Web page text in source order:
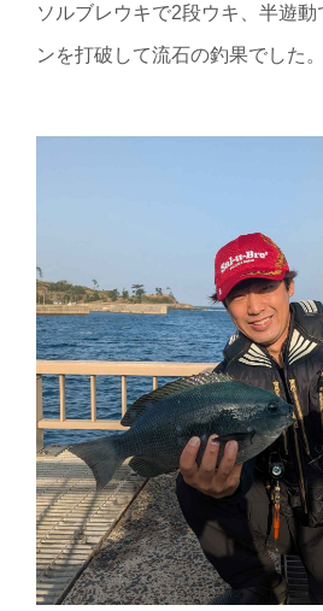
ソルブレウキで2段ウキ、半遊動
ンを打破して流石の釣果でした。